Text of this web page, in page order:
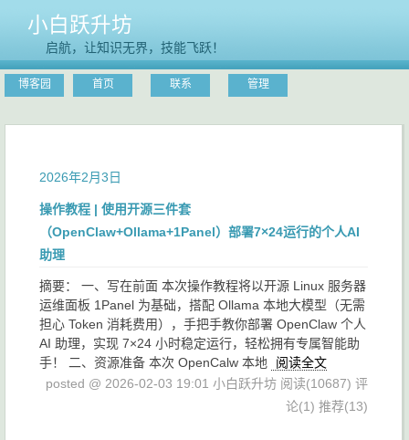
小白跃升坊
启航，让知识无界，技能飞跃！
博客园 首页 联系 管理
2026年2月3日
操作教程 | 使用开源三件套
（OpenClaw+Ollama+1Panel）部署7×24运行的个人AI
助理
摘要： 一、写在前面 本次操作教程将以开源 Linux 服务器
运维面板 1Panel 为基础，搭配 Ollama 本地大模型（无需
担心 Token 消耗费用），手把手教你部署 OpenClaw 个人
AI 助理，实现 7×24 小时稳定运行，轻松拥有专属智能助
手！ 二、资源准备 本次 OpenCalw 本地
阅读全文
posted @ 2026-02-03 19:01 小白跃升坊 阅读(10687) 评
论(1) 推荐(13)